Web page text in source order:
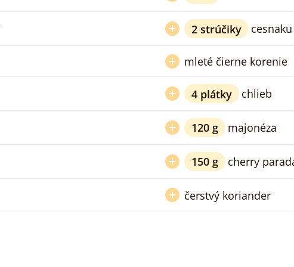
2 strúčiky cesnaku
mleté čierne korenie
4 plátky chlieb
120 g majonéza
150 g cherry
čerstvý koriander